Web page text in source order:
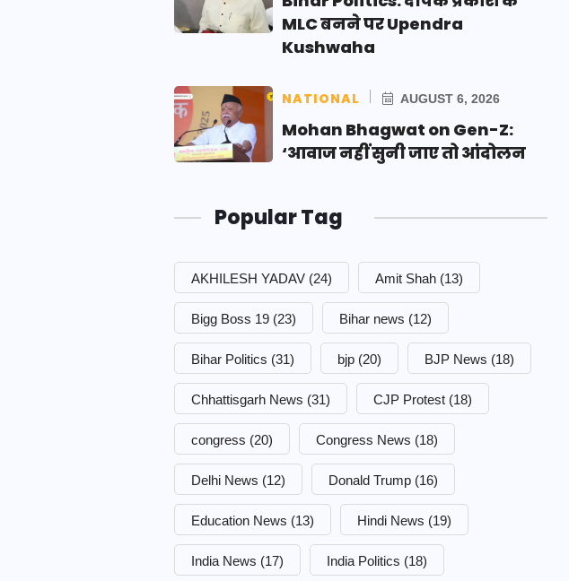
MLC बनने पर Upendra
Kushwaha
NATIONAL AUGUST 6, 2026
Mohan Bhagwat on Gen-Z:
‘आवाज नहीं सुनी जाए तो आंदोलन
Popular Tag
AKHILESH YADAV (24) Amit Shah (13)
Bigg Boss 19 (23) Bihar news (12)
Bihar Politics (31) bjp (20) BJP News (18)
Chhattisgarh News (31) CJP Protest (18)
congress (20) Congress News (18)
Delhi News (12) Donald Trump (16)
Education News (13) Hindi News (19)
India News (17) India Politics (18)